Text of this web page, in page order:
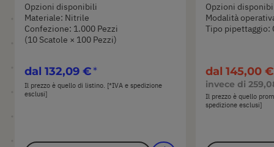
Opzioni disponibili
Materiale: Nitrile
Confezione: 1.000 Pezzi
(10 Scatole × 100 Pezzi)
dal 132,09 €
Il prezzo è quello di listino. [*IVA e spedizione
esclusi]
Opzioni
Modalità
Tipo pipettaggio:
dal 145,00 €
invece di
Il prezzo è quello
spedizione esclusi]